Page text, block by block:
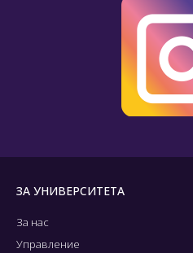
ЗА УНИВЕРСИТЕТА
За нас
Управление